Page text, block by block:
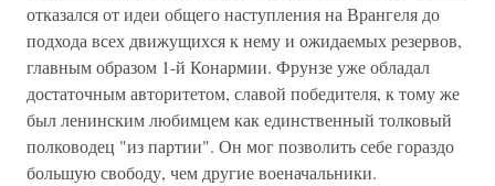
отказался от идеи общего наступления на Врангеля до
подхода всех движущихся к нему и ожидаемых резервов,
главным образом 1-й Конармии. Фрунзе уже обладал
достаточным авторитетом, славой победителя, к тому же
был ленинским любимцем как единственный толковый
полководец "из партии". Он мог позволить себе гораздо
большую свободу, чем другие военачальники.